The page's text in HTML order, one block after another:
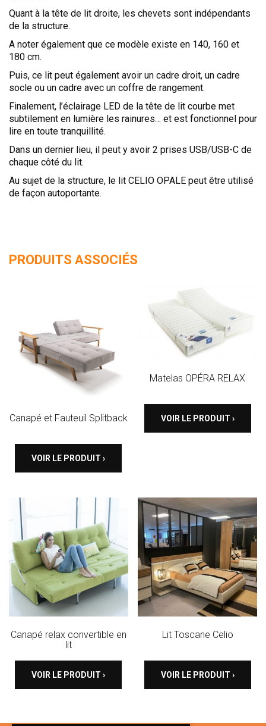
Quant à la tête de lit droite, les chevets sont indépendants
de la structure.
A noter également que ce modèle existe en 140, 160 et
180 cm.
Puis, ce lit peut également avoir un cadre droit, un cadre
socle ou un cadre avec un coffre de rangement.
Finalement, l’éclairage LED de la tête de lit courbe met
subtilement en lumière les rainures… et est fonctionnel pour
lire en toute tranquillité.
Dans un dernier lieu, il peut y avoir 2 prises USB/USB-C de
chaque côté du lit.
Au sujet de la structure, le lit CELIO OPALE peut être utilisé
de façon autoportante.
PRODUITS ASSOCIÉS
Canapé et Fauteuil Splitback
VOIR LE PRODUIT ›
Matelas OPÉRA RELAX
VOIR LE PRODUIT ›
Canapé relax convertible en
lit
VOIR LE PRODUIT ›
Lit Toscane Celio
VOIR LE PRODUIT ›